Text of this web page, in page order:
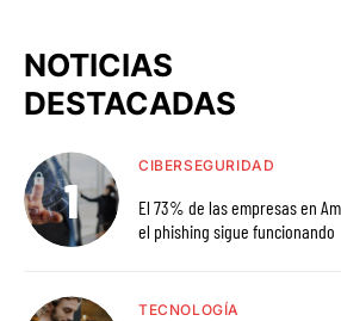
NOTICIAS
DESTACADAS
CIBERSEGURIDAD
El 73% de las empresas en
el phishing sigue funcionando
TECNOLOGÍA